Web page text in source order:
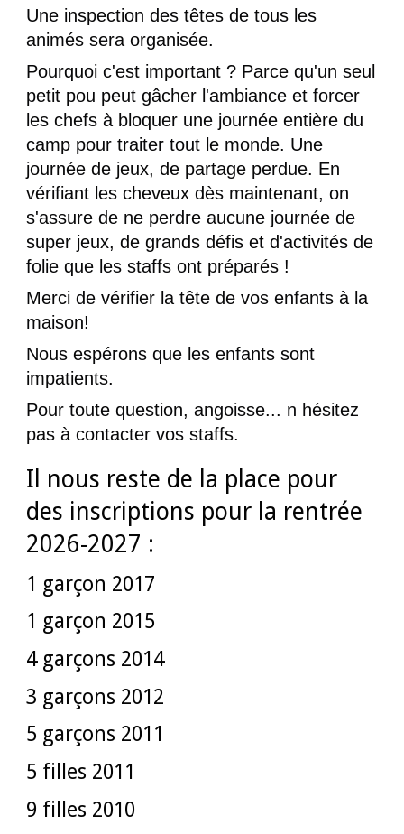
Une inspection des têtes de tous les
animés sera organisée.
Pourquoi c'est important ? Parce qu'un seul
petit pou peut gâcher l'ambiance et forcer
les chefs à bloquer une journée entière du
camp pour traiter tout le monde. Une
journée de jeux, de partage perdue. En
vérifiant les cheveux dès maintenant, on
s'assure de ne perdre aucune journée de
super jeux, de grands défis et d'activités de
folie que les staffs ont préparés !
Merci de vérifier la tête de vos enfants à la
maison!
Nous espérons que les enfants sont
impatients.
Pour toute question, angoisse... n hésitez
pas à contacter vos staffs.
Il nous reste de la place pour
des inscriptions pour la rentrée
2026-2027 :
1 garçon 2017
1 garçon 2015
4 garçons 2014
3 garçons 2012
5 garçons 2011
5 filles 2011
9 filles 2010